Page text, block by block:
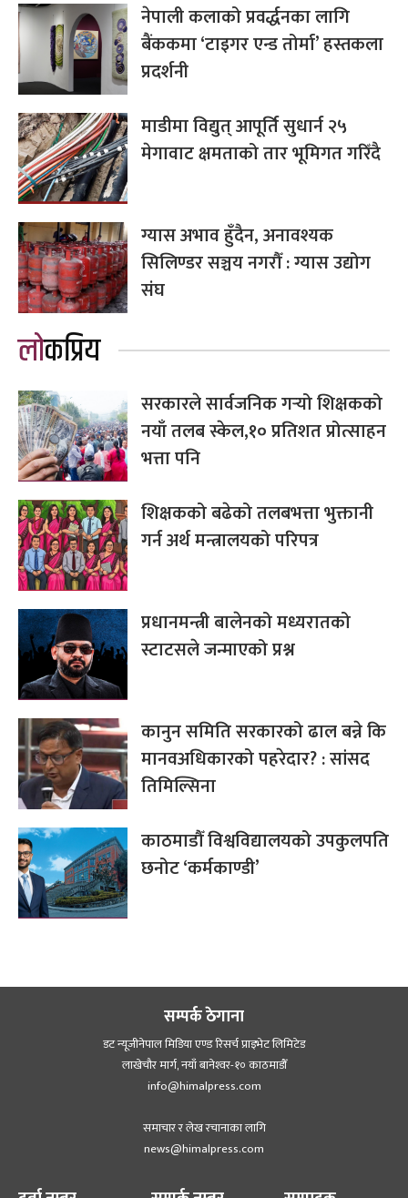
नेपाली कलाको प्रवर्द्धनका लागि
बैंककमा ‘टाइगर एन्ड तोर्मा’ हस्तकला
प्रदर्शनी
माडीमा विद्युत् आपूर्ति सुधार्न २५
मेगावाट क्षमताको तार भूमिगत गरिँदै
ग्यास अभाव हुँदैन, अनावश्यक
सिलिण्डर सञ्चय नगरौँ : ग्यास उद्योग
संघ
लोकप्रिय
सरकारले सार्वजनिक गर्‍यो शिक्षकको
नयाँ तलब स्केल,१० प्रतिशत प्रोत्साहन
भत्ता पनि
शिक्षकको बढेको तलबभत्ता भुक्तानी
गर्न अर्थ मन्त्रालयको परिपत्र
प्रधानमन्त्री बालेनको मध्यरातको
स्टाटसले जन्माएको प्रश्न
कानुन समिति सरकारको ढाल बन्ने कि
मानवअधिकारको पहरेदार? : सांसद
तिमिल्सिना
काठमाडौँ विश्वविद्यालयको उपकुलपति
छनोट ‘कर्मकाण्डी’
सम्पर्क ठेगाना
डट न्यूजीनेपाल मिडिया एण्ड रिसर्च प्राइभेट लिमिटेड
लाखेचौर मार्ग, नयाँ बानेश्‍वर-१० काठमाडौँ
info@himalpress.com
समाचार र लेख रचानाका लागि
news@himalpress.com